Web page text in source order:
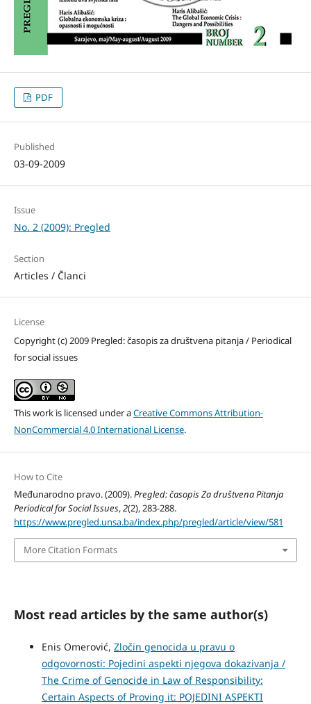
PDF
Published
03-09-2009
Issue
No. 2 (2009): Pregled
Section
Articles / Članci
License
Copyright (c) 2009 Pregled: časopis za društvena pitanja / Periodical
for social issues
This work is licensed under aCreative Commons Attribution-
NonCommercial 4.0 International License.
How to Cite
Međunarodno pravo. (2009).Pregled: časopis Za društvena Pitanja
Periodical for Social Issues,2(2), 283-288.
https://www.pregled.unsa.ba/index.php/pregled/article/view/581
More Citation Formats
Most read articles by the same author(s)
Enis Omerović, Zločin genocida u pravu o
odgovornosti: Pojedini aspekti njegova dokazivanja /
The Crime of Genocide in Law of Responsibility:
Certain Aspects of Proving it: POJEDINI ASPEKTI